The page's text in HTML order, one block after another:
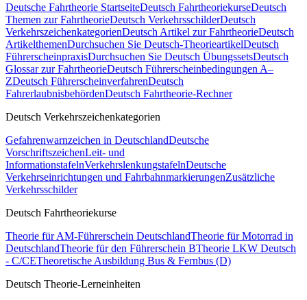
Deutsche Fahrtheorie StartseiteDeutsch FahrtheoriekurseDeutsch
Themen zur FahrtheorieDeutsch VerkehrsschilderDeutsch
VerkehrszeichenkategorienDeutsch Artikel zur FahrtheorieDeutsch
ArtikelthemenDurchsuchen Sie Deutsch-TheorieartikelDeutsch
FührerscheinpraxisDurchsuchen Sie Deutsch ÜbungssetsDeutsch
Glossar zur FahrtheorieDeutsch Führerscheinbedingungen A–
ZDeutsch FührerscheinverfahrenDeutsch
FahrerlaubnisbehördenDeutsch Fahrtheorie-Rechner
Deutsch Verkehrszeichenkategorien
Gefahrenwarnzeichen in DeutschlandDeutsche
VorschriftszeichenLeit- und
InformationstafelnVerkehrslenkungstafelnDeutsche
Verkehrseinrichtungen und FahrbahnmarkierungenZusätzliche
Verkehrsschilder
Deutsch Fahrtheoriekurse
Theorie für AM-Führerschein DeutschlandTheorie für Motorrad in
DeutschlandTheorie für den Führerschein BTheorie LKW Deutsch
- C/CETheoretische Ausbildung Bus & Fernbus (D)
Deutsch Theorie-Lerneinheiten